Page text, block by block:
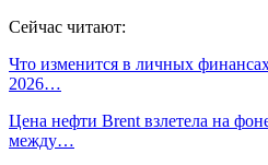
Сейчас читают:
Что изменится в личных
2026…
Цена нефти Brent взлетела на
между…